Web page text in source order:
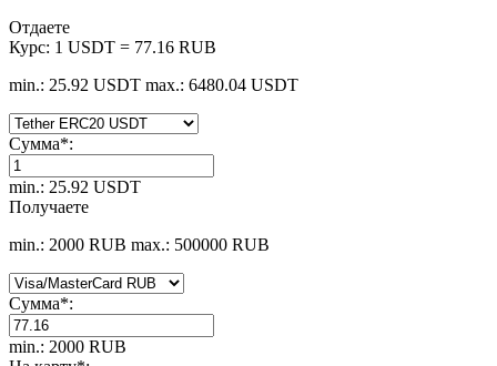
Отдаете
Курс: 1 USDT = 77.16 RUB
min.: 25.92 USDT max.: 6480.04 USDT
Сумма*:
min.: 25.92 USDT
Получаете
min.: 2000 RUB max.: 500000 RUB
Сумма*:
min.: 2000 RUB